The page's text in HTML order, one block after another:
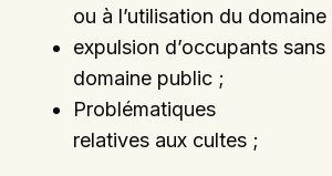
ou à l’utilisation du
expulsion d’occupants
domaine public ;
Problématiques
relatives aux cultes ;